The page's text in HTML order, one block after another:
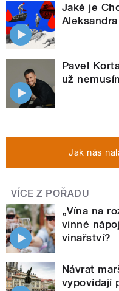
Jaké je
Pavel
už
Jak nás
VÍCE Z POŘADU
„Vína na
vinné
vinařství?
Návrat
vypovídají